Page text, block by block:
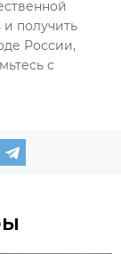
получить
России,
с